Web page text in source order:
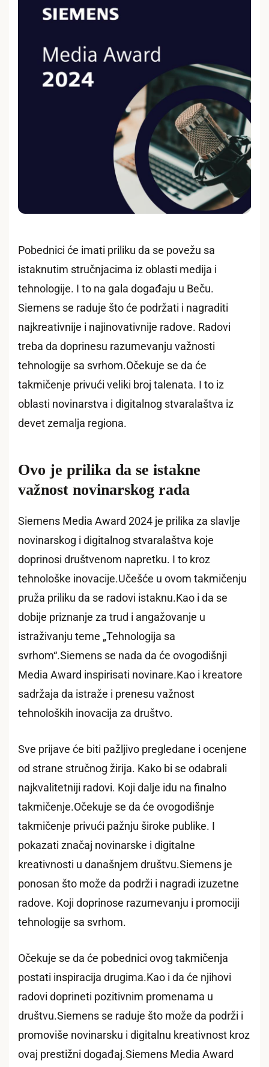
Pobednici će imati priliku da se povežu sa
istaknutim stručnjacima iz oblasti medija i
tehnologije. I to na gala događaju u Beču.
Siemens se raduje što će podržati i nagraditi
najkreativnije i najinovativnije radove. Radovi
treba da doprinesu razumevanju važnosti
tehnologije sa svrhom.Očekuje se da će
takmičenje privući veliki broj talenata. I to iz
oblasti novinarstva i digitalnog stvaralaštva iz
devet zemalja regiona.
Ovo je prilika da se istakne
važnost novinarskog rada
Siemens Media Award 2024 je prilika za slavlje
novinarskog i digitalnog stvaralaštva koje
doprinosi društvenom napretku. I to kroz
tehnološke inovacije.Učešće u ovom takmičenju
pruža priliku da se radovi istaknu.Kao i da se
dobije priznanje za trud i angažovanje u
istraživanju teme „Tehnologija sa
svrhom“.Siemens se nada da će ovogodišnji
Media Award inspirisati novinare.Kao i kreatore
sadržaja da istraže i prenesu važnost
tehnoloških inovacija za društvo.
Sve prijave će biti pažljivo pregledane i ocenjene
od strane stručnog žirija. Kako bi se odabrali
najkvalitetniji radovi. Koji dalje idu na finalno
takmičenje.Očekuje se da će ovogodišnje
takmičenje privući pažnju široke publike. I
pokazati značaj novinarske i digitalne
kreativnosti u današnjem društvu.Siemens je
ponosan što može da podrži i nagradi izuzetne
radove. Koji doprinose razumevanju i promociji
tehnologije sa svrhom.
Očekuje se da će pobednici ovog takmičenja
postati inspiracija drugima.Kao i da će njihovi
radovi doprineti pozitivnim promenama u
društvu.Siemens se raduje što može da podrži i
promoviše novinarsku i digitalnu kreativnost kroz
ovaj prestižni događaj.Siemens Media Award